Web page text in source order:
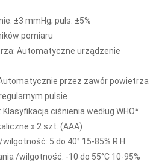
±3 mmHg; puls: ±5%
pomiaru
Automatyczne urządzenie
przez zawór powietrza
pulsie
ciśnienia według WHO*
x 2 szt. (AAA)
5 do 40° 15-85% R.H.
/wilgotność: -10 do 55°C 10-95%